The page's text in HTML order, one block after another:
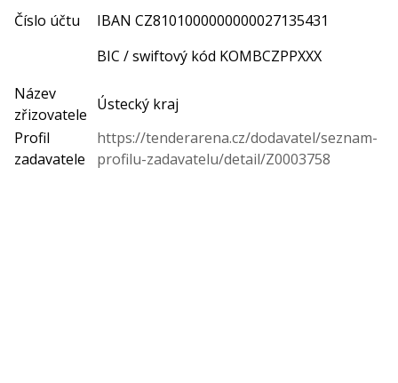
Číslo účtu
IBAN CZ8101000000000027135431
BIC / swiftový kód KOMBCZPPXXX
Název
zřizovatele
Ústecký kraj
Profil
zadavatele
https://tenderarena.cz/dodavatel/seznam-
profilu-zadavatelu/detail/Z0003758